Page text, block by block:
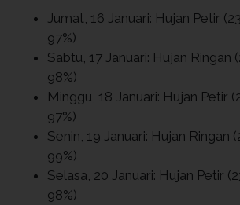
Jumat, 16 Januari: Hujan Petir
97%)
Sabtu, 17 Januari: Hujan Ringan
98%)
Minggu, 18 Januari: Hujan Petir
97%)
Senin, 19 Januari: Hujan Ringan
99%)
Selasa, 20 Januari: Hujan Petir
98%)